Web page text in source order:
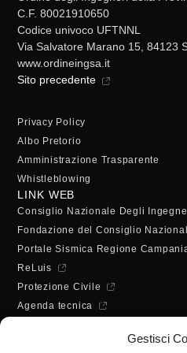
Gestisci
C.F. 80021910650
Codice univoco UFTNNL
Via Salvatore Marano 15, 84123
www.ordineingsa.it
Sito precedente
Privacy Policy
Albo Pretorio
Amministrazione Trasparente
Whistleblowing
LINK WEB
Consiglio Nazionale Degli
Fondazione del Consiglio
Portale Sismica Regione
ReLuis
Protezione Civile
Agenda tecnica
ORARI DI APERTURA